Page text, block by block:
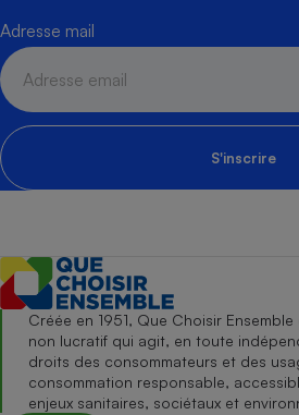
Adresse mail
S'inscrire
Créée en 1951, Que Choisir
non lucratif qui agit, en toute
droits des consommateurs et des
consommation responsable,
enjeux sanitaires, sociétaux et